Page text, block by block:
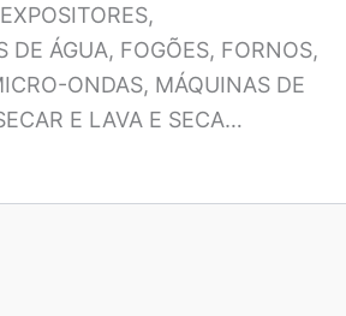
EXPOSITORES,
DE ÁGUA, FOGÕES, FORNOS,
ONDAS, MÁQUINAS DE
E LAVA E SECA…